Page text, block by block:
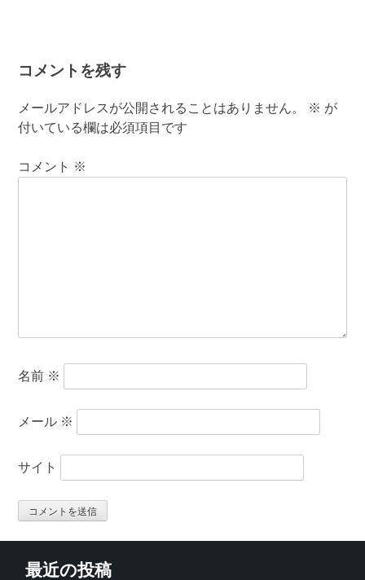
コメントを残す
メールアドレスが公開されることはありません。 ※ が
付いている欄は必須項目です
コメント ※
名前 ※
メール ※
サイト
最近の投稿